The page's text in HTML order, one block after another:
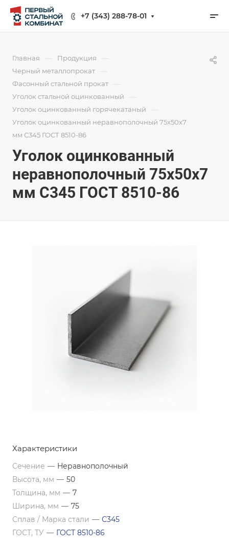
+7 (343) 288-78-01
Главная — Продукция —
Черный металлопрокат —
Фасонный стальной прокат —
Уголок стальной оцинкованный —
Уголок оцинкованный горячекатаный —
Уголок оцинкованный неравнополочный 75х50х7
мм С345 ГОСТ 8510-86
Уголок оцинкованный
неравнополочный 75х50х7
мм С345 ГОСТ 8510-86
Характеристики
Сечение — Неравнополочный
Высота, мм — 50
Толщина, мм — 7
Ширина, мм — 75
Сплав / Марка стали — С345
ГОСТ, ТУ — ГОСТ 8510-86